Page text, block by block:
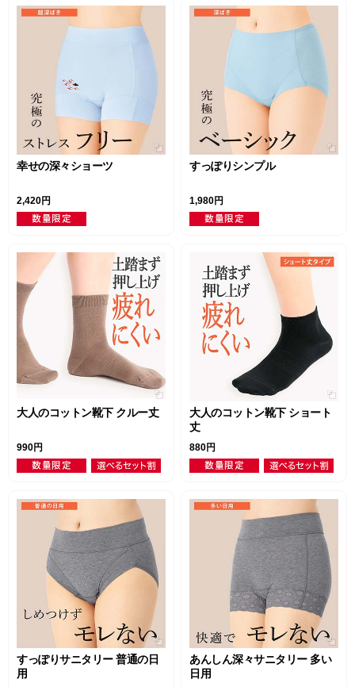
幸せの深々ショーツ
2,420円
すっぽりシンプル
1,980円
大人のコットン靴下 クルー丈
990円
大人のコットン靴下 ショート
丈
880円
すっぽりサニタリー 普通の日
用
あんしん深々サニタリー 多い
日用